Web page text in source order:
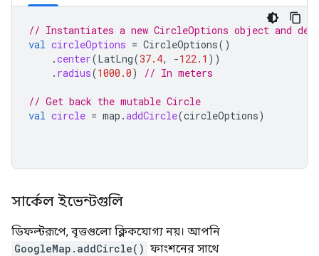
// Instantiates a new CircleOptions object and
val circleOptions = CircleOptions()
.center(LatLng(37.4, -122.1 ))
. radius(1000.0) // In meters
// Get back the mutable Circle
val circle = map .addCircle(circleOptions)
সার্কেল ইভেন্টগুলি
ডিফল্টরূপে, বৃত্তগুলো ক্লিকযোগ্য নয়। আপনি
GoogleMap.addCircle() ফাংশনের সাথে